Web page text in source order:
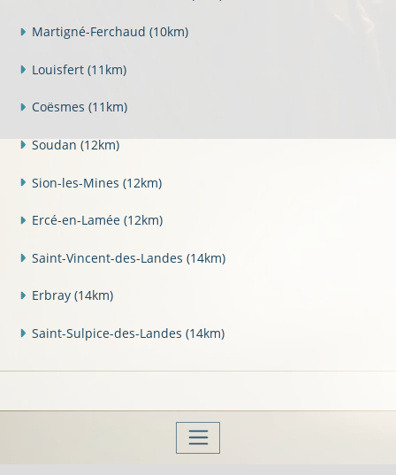
Martigné-Ferchaud (10km)
Louisfert (11km)
Coësmes (11km)
Soudan (12km)
Sion-les-Mines (12km)
Ercé-en-Lamée (12km)
Saint-Vincent-des-Landes (14km)
Erbray (14km)
Saint-Sulpice-des-Landes (14km)